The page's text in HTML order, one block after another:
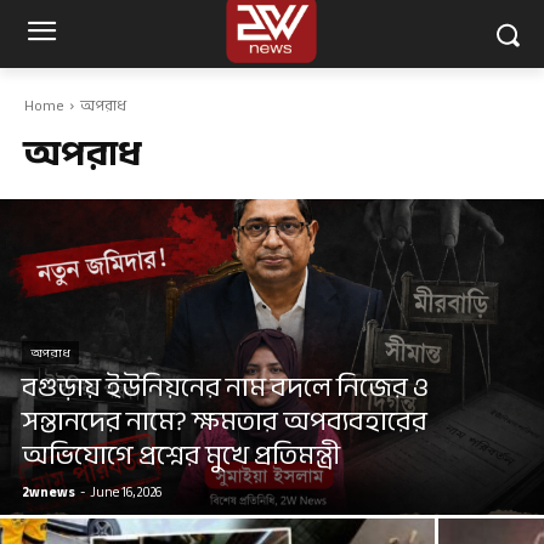
Home অপরাধ
অপরাধ
অপরাধ
বগুড়ায় ইউনিয়নের নাম বদলে নিজের ও
সন্তানদের নামে? ক্ষমতার অপব্যবহারের
অভিযোগে প্রশ্নের মুখে প্রতিমন্ত্রী
2wnews-June 16, 2026